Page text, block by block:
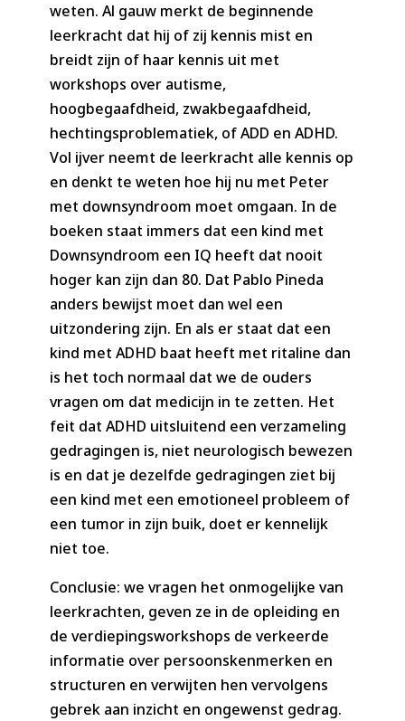
weten. Al gauw merkt de beginnende
leerkracht dat hij of zij kennis mist en
breidt zijn of haar kennis uit met
workshops over autisme,
hoogbegaafdheid, zwakbegaafdheid,
hechtingsproblematiek, of ADD en ADHD.
Vol ijver neemt de leerkracht alle kennis op
en denkt te weten hoe hij nu met Peter
met downsyndroom moet omgaan. In de
boeken staat immers dat een kind met
Downsyndroom een IQ heeft dat nooit
hoger kan zijn dan 80. Dat Pablo Pineda
anders bewijst moet dan wel een
uitzondering zijn. En als er staat dat een
kind met ADHD baat heeft met ritaline dan
is het toch normaal dat we de ouders
vragen om dat medicijn in te zetten. Het
feit dat ADHD uitsluitend een verzameling
gedragingen is, niet neurologisch bewezen
is en dat je dezelfde gedragingen ziet bij
een kind met een emotioneel probleem of
een tumor in zijn buik, doet er kennelijk
niet toe.
Conclusie: we vragen het onmogelijke van
leerkrachten, geven ze in de opleiding en
de verdiepingsworkshops de verkeerde
informatie over persoonskenmerken en
structuren en verwijten hen vervolgens
gebrek aan inzicht en ongewenst gedrag.